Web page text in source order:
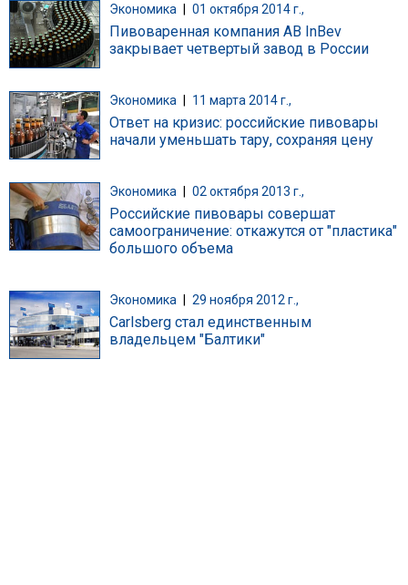
Экономика | 01 октября 2014 г.,
Пивоваренная компания AB InBev
закрывает четвертый завод в России
Экономика 11 марта 2014 г.,
Ответ на кризис: российские пивовары
начали уменьшать тару, сохраняя цену
Экономика 02 октября 2013 г.,
Российские пивовары совершат
самоограничение: откажутся от "пластика"
большого объема
Экономика 29 ноября 2012 г.,
Carlsberg стал единственным
владельцем "Балтики"